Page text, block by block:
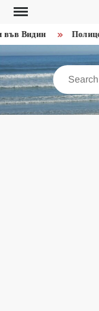
Skip
content
Видин
Search